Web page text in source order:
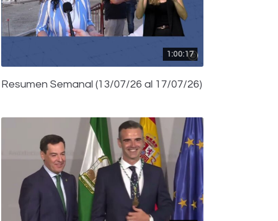
1:00:17
Resumen Semanal (13/07/26 al 17/07/26)